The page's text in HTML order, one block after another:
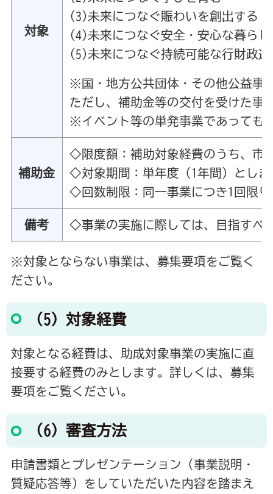
対象
(3)未来につなぐ賑わいを創出する
(4)未来につなぐ安全・安心な暮らし
(5)未来につなぐ持続可能な行財政
※国・地方公共団体・その他公益事
ただし、補助金等の交付を受けた事
※イベント等の単発事業であっても
補助金
◇限度額：補助対象経費のうち、市
◇対象期間：単年度（1年間）としま
◇回数制限：同一事業につき1回限り
備考 ◇事業の実施に際しては、目指すべ
※対象とならない事業は、募集要項をご覧く
ださい。
（5）対象経費
対象となる経費は、助成対象事業の実施に直
接要する経費のみとします。詳しくは、募集
要項をご覧ください。
（6）審査方法
申請書類とプレゼンテーション（事業説明・
質疑応答等）をしていただいた内容を踏まえ